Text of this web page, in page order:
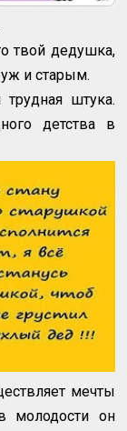
твой дедушка,
и старым.
трудная штука.
детства в
мечты
молодости он